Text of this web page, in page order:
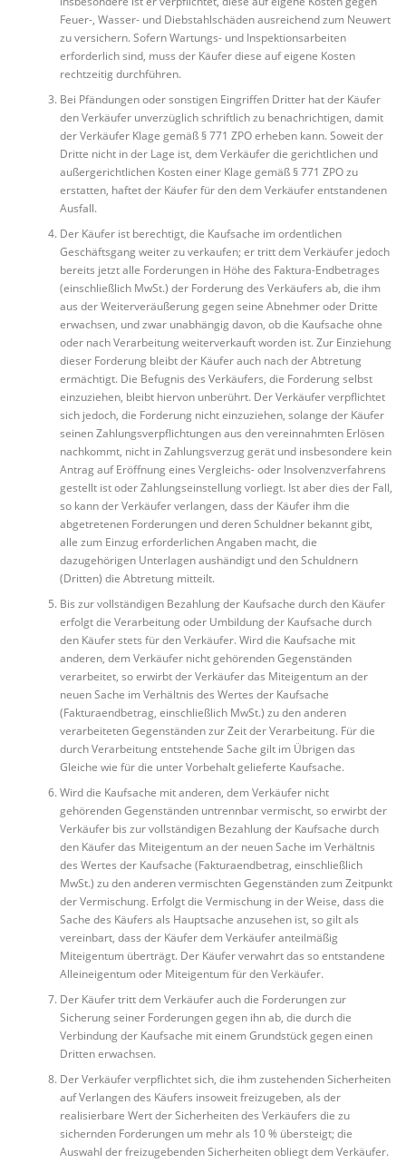
Feuer-, Wasser- und Diebstahlschäden ausreichend zum Neuwert
zu versichern. Sofern Wartungs- und Inspektionsarbeiten
erforderlich sind, muss der Käufer diese auf eigene Kosten
rechtzeitig durchführen.
Bei Pfändungen oder sonstigen Eingriffen Dritter hat der Käufer
den Verkäufer unverzüglich schriftlich zu benachrichtigen, damit
der Verkäufer Klage gemäß § 771 ZPO erheben kann. Soweit der
Dritte nicht in der Lage ist, dem Verkäufer die gerichtlichen und
außergerichtlichen Kosten einer Klage gemäß § 771 ZPO zu
erstatten, haftet der Käufer für den dem Verkäufer entstandenen
Ausfall.
Der Käufer ist berechtigt, die Kaufsache im ordentlichen
Geschäftsgang weiter zu verkaufen; er tritt dem Verkäufer jedoch
bereits jetzt alle Forderungen in Höhe des Faktura-Endbetrages
(einschließlich MwSt.) der Forderung des Verkäufers ab, die ihm
aus der Weiterveräußerung gegen seine Abnehmer oder Dritte
erwachsen, und zwar unabhängig davon, ob die Kaufsache ohne
oder nach Verarbeitung weiterverkauft worden ist. Zur Einziehung
dieser Forderung bleibt der Käufer auch nach der Abtretung
ermächtigt. Die Befugnis des Verkäufers, die Forderung selbst
einzuziehen, bleibt hiervon unberührt. Der Verkäufer verpflichtet
sich jedoch, die Forderung nicht einzuziehen, solange der Käufer
seinen Zahlungsverpflichtungen aus den vereinnahmten Erlösen
nachkommt, nicht in Zahlungsverzug gerät und insbesondere kein
Antrag auf Eröffnung eines Vergleichs- oder Insolvenzverfahrens
gestellt ist oder Zahlungseinstellung vorliegt. Ist aber dies der Fall,
so kann der Verkäufer verlangen, dass der Käufer ihm die
abgetretenen Forderungen und deren Schuldner bekannt gibt,
alle zum Einzug erforderlichen Angaben macht, die
dazugehörigen Unterlagen aushändigt und den Schuldnern
(Dritten) die Abtretung mitteilt.
Bis zur vollständigen Bezahlung der Kaufsache durch den Käufer
erfolgt die Verarbeitung oder Umbildung der Kaufsache durch
den Käufer stets für den Verkäufer. Wird die Kaufsache mit
anderen, dem Verkäufer nicht gehörenden Gegenständen
verarbeitet, so erwirbt der Verkäufer das Miteigentum an der
neuen Sache im Verhältnis des Wertes der Kaufsache
(Fakturaendbetrag, einschließlich MwSt.) zu den anderen
verarbeiteten Gegenständen zur Zeit der Verarbeitung. Für die
durch Verarbeitung entstehende Sache gilt im Übrigen das
Gleiche wie für die unter Vorbehalt gelieferte Kaufsache.
Wird die Kaufsache mit anderen, dem Verkäufer nicht
gehörenden Gegenständen untrennbar vermischt, so erwirbt der
Verkäufer bis zur vollständigen Bezahlung der Kaufsache durch
den Käufer das Miteigentum an der neuen Sache im Verhältnis
des Wertes der Kaufsache (Fakturaendbetrag, einschließlich
MwSt.) zu den anderen vermischten Gegenständen zum Zeitpunkt
der Vermischung. Erfolgt die Vermischung in der Weise, dass die
Sache des Käufers als Hauptsache anzusehen ist, so gilt als
vereinbart, dass der Käufer dem Verkäufer anteilmäßig
Miteigentum überträgt. Der Käufer verwahrt das so entstandene
Alleineigentum oder Miteigentum für den Verkäufer.
Der Käufer tritt dem Verkäufer auch die Forderungen zur
Sicherung seiner Forderungen gegen ihn ab, die durch die
Verbindung der Kaufsache mit einem Grundstück gegen einen
Dritten erwachsen.
Der Verkäufer verpflichtet sich, die ihm zustehenden Sicherheiten
auf Verlangen des Käufers insoweit freizugeben, als der
realisierbare Wert der Sicherheiten des Verkäufers die zu
sichernden Forderungen um mehr als 10 % übersteigt; die
Auswahl der freizugebenden Sicherheiten obliegt dem Verkäufer.